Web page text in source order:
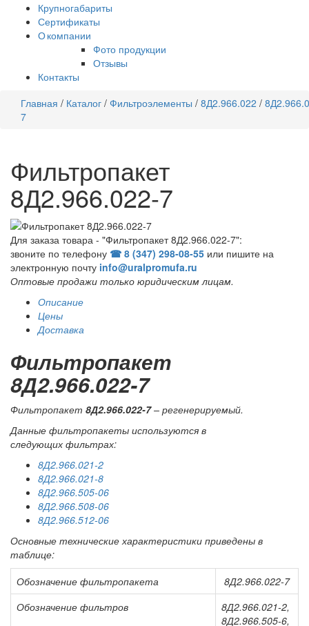
Крупногабариты
Сертификаты
О компании
Фото продукции
Отзывы
Контакты
Главная / Каталог / Фильтроэлементы / 8Д2.966.022 /
7
Фильтропакет
8Д2.966.022-7
Для заказа товара - "Фильтропакет 8Д2.966.022-7":
звоните по телефону ☎ 8 (347) 298‑08‑55 или пишите на
электронную почту info@uralpromufa.ru
Оптовые продажи только юридическим лицам.
Описание
Цены
Доставка
Фильтропакет
8Д2.966.022-7
Фильтропакет 8Д2.966.022-7– регенерируемый.
Данные фильтропакеты используются в
следующих фильтрах:
8Д2.966.021-2
8Д2.966.021-8
8Д2.966.505-06
8Д2.966.508-06
8Д2.966.512-06
Основные технические характеристики приведены в
таблице:
Обозначение фильтропакета
8Д2.966.022-7
Обозначение фильтров
8Д2.966.021-2,
8Д2.966.505-6,